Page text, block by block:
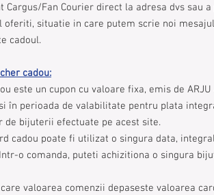
Cargus/Fan Courier direct la adresa dvs sau
oferiti, situatie in care putem scrie noi
cadoul.
cadou:
este un cupon cu valoare fixa, emis de ARJU
în perioada de valabilitate pentru plata
de bijuterii efectuate pe acest site.
cadou poate fi utilizat o singura data,
o comanda, puteti achizitiona o singura
valoarea comenzii depaseste valoarea